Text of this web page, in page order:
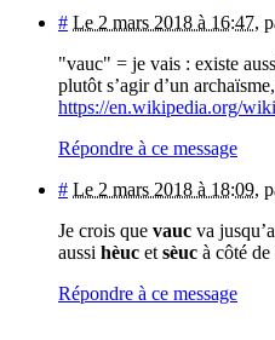
# Le 2 mars 2018 à 16:47,
"vauc" = je vais : existe
plutôt s’agir d’un
https://en.wikipedia.org/
Répondre à ce message
# Le 2 mars 2018 à 18:09,
Je crois que vauc va
aussi hèuc et sèuc à côté de
Répondre à ce message